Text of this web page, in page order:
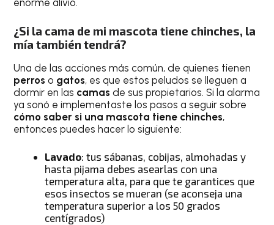
enorme alivio.
¿Si la cama de mi mascota tiene chinches, la
mía también tendrá?
Una de las acciones más común, de quienes tienen
perroso gatos, es que estos peludos se lleguen a
dormir en las camasde sus propietarios. Si la alarma
ya sonó e implementaste los pasos a seguir sobre
cómo saber si una mascota tiene chinches,
entonces puedes hacer lo siguiente:
Lavado: tus sábanas, cobijas, almohadas y
hasta pijama debes asearlas con una
temperatura alta, para que te garantices que
esos insectos se mueran (se aconseja una
temperatura superior a los 50 grados
centígrados)